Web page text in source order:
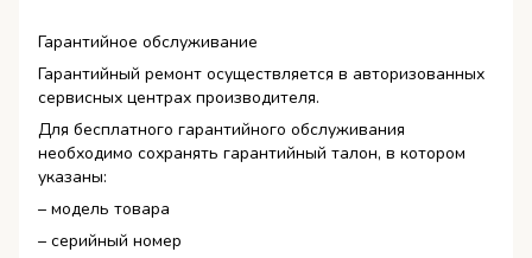
Гарантийное обслуживание
Гарантийный ремонт осуществляется в авторизованных
сервисных центрах производителя.
Для бесплатного гарантийного обслуживания
необходимо сохранять гарантийный талон, в котором
указаны:
– модель товара
– серийный номер